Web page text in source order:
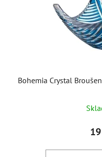
Bohemia Crystal